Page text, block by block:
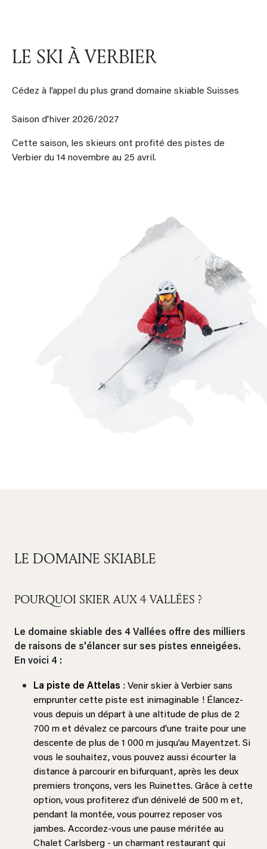
LE SKI À VERBIER
Cédez à l’appel du plus grand domaine skiable Suisses
Saison d'hiver 2026/2027
Cette saison, les skieurs ont profité des pistes de
Verbier du 14 novembre au 25 avril.
LE DOMAINE SKIABLE
POURQUOI SKIER AUX 4 VALLÉES ?
Le domaine skiable des 4 Vallées offre des milliers
de raisons de s'élancer sur ses pistes enneigées.
En voici 4 :
La piste de Attelas : Venir skier à Verbier sans
emprunter cette piste est inimaginable ! Élancez-
vous depuis un départ à une altitude de plus de 2
700 m et dévalez ce parcours d’une traite pour une
descente de plus de 1 000 m jusqu’au Mayentzet. Si
vous le souhaitez, vous pouvez aussi écourter la
distance à parcourir en bifurquant, après les deux
premiers tronçons, vers les Ruinettes. Grâce à cette
option, vous profiterez d’un dénivelé de 500 m et,
pendant la montée, vous pourrez reposer vos
jambes. Accordez-vous une pause méritée au
Chalet Carlsberg - un charmant restaurant qui